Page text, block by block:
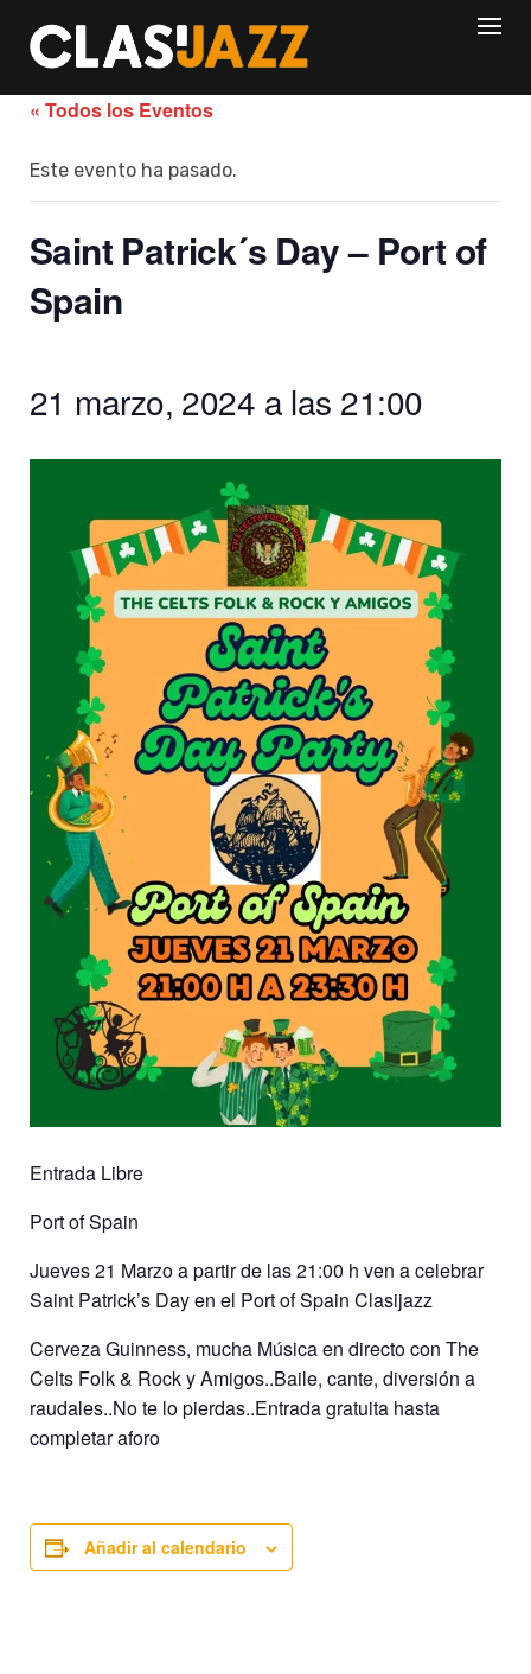
content
« Todos los Eventos
Este evento ha pasado.
Saint Patrick´s Day – Port of
Spain
21 marzo, 2024 a las 21:00
Entrada Libre
Port of Spain
Jueves 21 Marzo a partir de las 21:00 h ven a celebrar
Saint Patrick’s Day en el Port of Spain Clasijazz
Cerveza Guinness, mucha Música en directo con The
Celts Folk & Rock y Amigos..Baile, cante, diversión a
raudales..No te lo pierdas..Entrada gratuita hasta
completar aforo
Añadir al calendario